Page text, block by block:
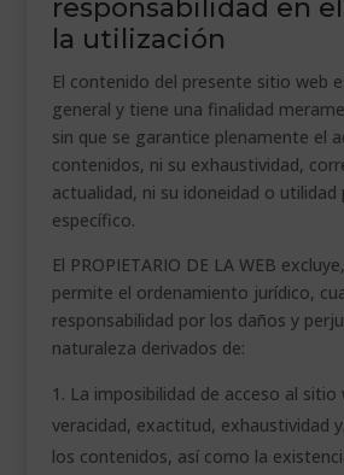
responsabilidad en
la utilización
El contenido del presente sitio web
general y tiene una finalidad
sin que se garantice plenamente el
contenidos, ni su exhaustividad,
actualidad, ni su idoneidad o
específico.
El PROPIETARIO DE LA WEB
permite el ordenamiento jurídico,
responsabilidad por los daños y
naturaleza derivados de:
La imposibilidad de acceso al
veracidad, exactitud, exhaustividad
los contenidos, así como la